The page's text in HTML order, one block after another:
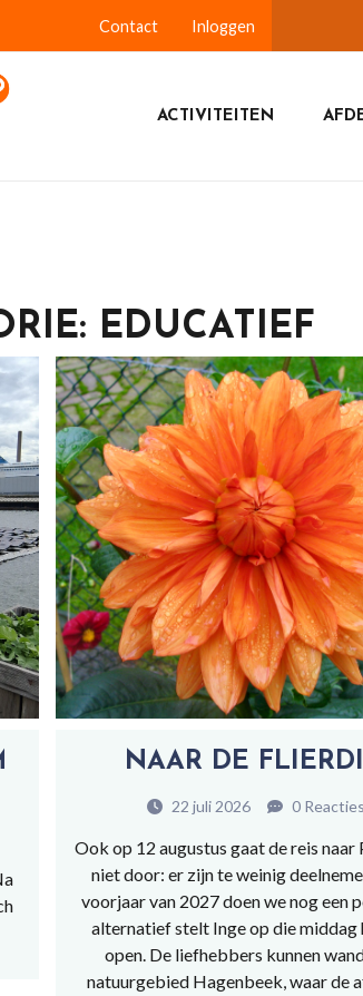
Contact Inloggen
ACTIVITEITEN
EDUCATIEF
NAAR DE
22 juli 2026 0 Reacties
Ook op 12 augustus gaat de reis naar
niet door: er zijn te weinig
voorjaar van 2027 doen we nog een
alternatief stelt Inge op die middag
open. De liefhebbers kunnen
natuurgebied Hagenbeek, waar de